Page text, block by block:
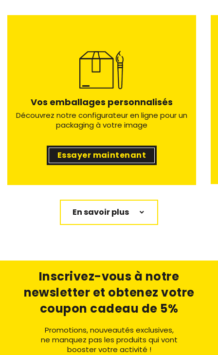
Vos emballages personnalisés
Découvrez notre configurateur en ligne pour un
packaging à votre image
Essayer maintenant
En savoir plus
Inscrivez-vous à notre
newsletter et obtenez votre
coupon cadeau de 5%
Promotions, nouveautés exclusives,
ne manquez pas les produits qui vont
booster votre activité !